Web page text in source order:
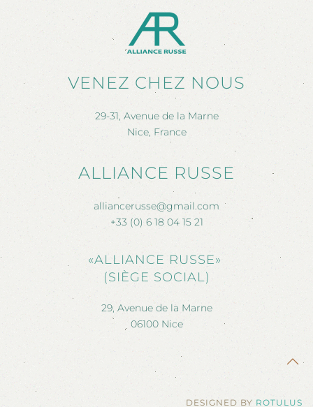
VENEZ CHEZ NOUS
29-31, Avenue de la Marne
Nice, France
ALLIANCE RUSSE
alliancerusse@gmail.com
+33 (0) 6 18 04 15 21
«ALLIANCE RUSSE»
(SIÈGE SOCIAL)
29, Avenue de la Marne
06100 Nice
DESIGNED BY ROTULUS